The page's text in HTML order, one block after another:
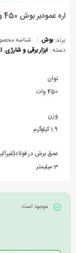
اره عمودبر بوش 450 وات مدل GST 650
برند:بوش شناسه
دسته : ابزار برقی و شارژی,
توان
450 وات
وزن
1.9 کیلوگرم
عمق برش در
3 میلیمتر
موجود است